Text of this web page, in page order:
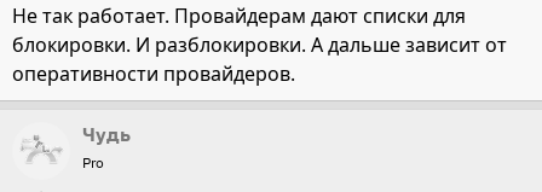
Не так работает. Провайдерам дают списки для
блокировки. И разблокировки. А дальше зависит от
оперативности провайдеров.
Чудь
Pro